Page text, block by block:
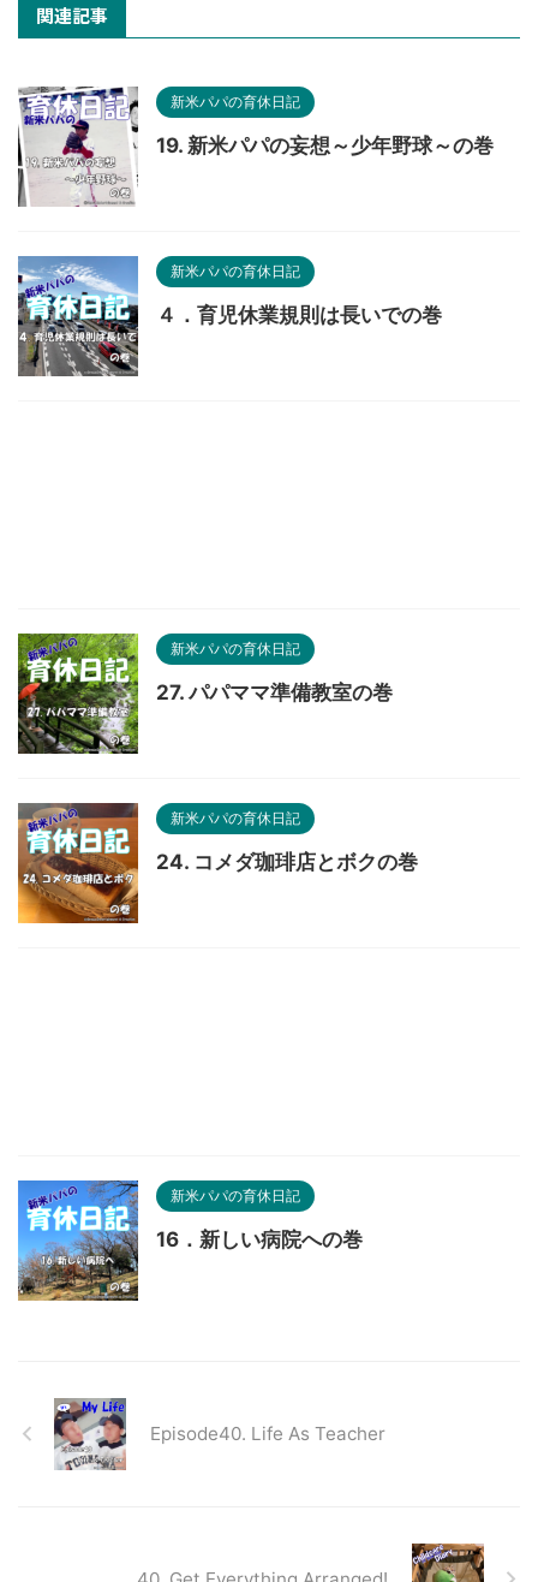
関連記事
新米パパの育休日記
19. 新米パパの妄想～少年野球～の巻
新米パパの育休日記
４．育児休業規則は長いでの巻
新米パパの育休日記
27. パパママ準備教室の巻
新米パパの育休日記
24. コメダ珈琲店とボクの巻
新米パパの育休日記
16．新しい病院への巻
Episode40. Life As Teacher